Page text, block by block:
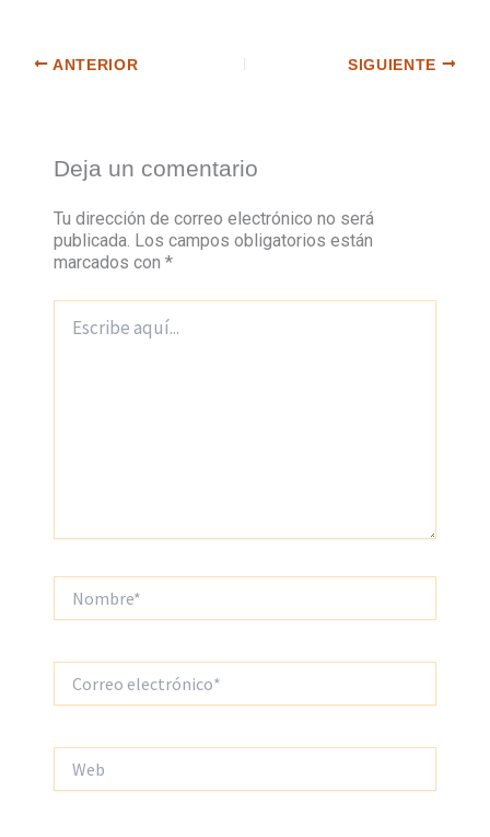
ANTERIOR SIGUIENTE
Deja un comentario
Tu dirección de correo electrónico no será
publicada. Los campos obligatorios están
marcados con *
aquí...
electrónico*